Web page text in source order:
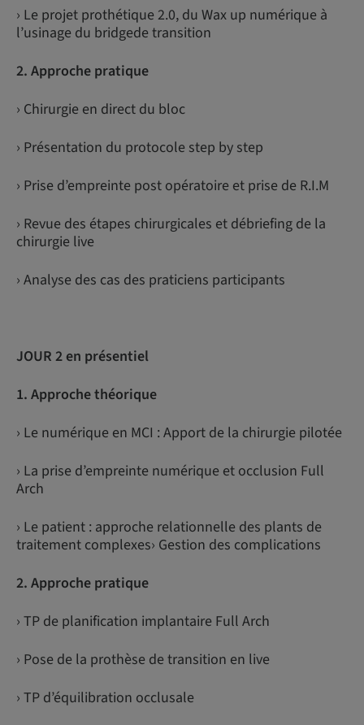
› Le projet prothétique 2.0, du Wax up numérique à
l’usinage du bridgede transition
2. Approche pratique
› Chirurgie en direct du bloc
› Présentation du protocole step by step
› Prise d’empreinte post opératoire et prise de R.I.M
› Revue des étapes chirurgicales et débriefing de la
chirurgie live
› Analyse des cas des praticiens participants
JOUR 2 en présentiel
1. Approche théorique
› Le numérique en MCI : Apport de la chirurgie pilotée
› La prise d’empreinte numérique et occlusion Full
Arch
› Le patient : approche relationnelle des plants de
traitement complexes› Gestion des complications
2. Approche pratique
› TP de planification implantaire Full Arch
› Pose de la prothèse de transition en live
› TP d’équilibration occlusale